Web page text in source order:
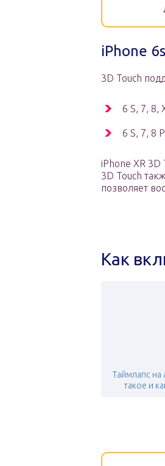
iPhone
3D Touch
6 S, 7, 8,
6 S, 7, 8
iPhone XR
3D Touch
позволяет
Как
Таймлапс
такое и